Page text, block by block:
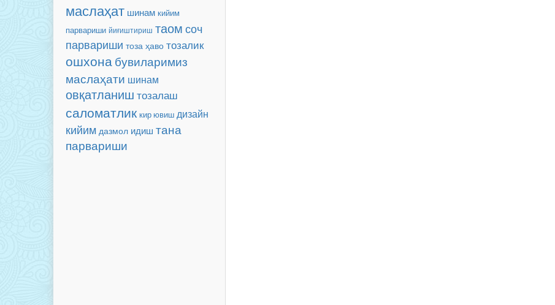
маслаҳат шинам кийим
парвариши йиғиштириш таомсоч
парвариши тоза ҳаво тозалик
ошхонабувиларимиз
маслаҳати шинам
овқатланиш тозалаш
саломатлик кир ювиш дизайн
кийим дазмол идиш тана
парвариши